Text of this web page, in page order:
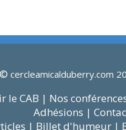
© cercleamicalduberry.com
le CAB | Nos
Adhésions |
| Billet d'humeur |